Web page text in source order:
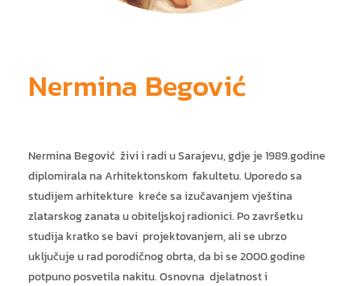
Nermina Begović
Nermina Begović živi i radi u Sarajevu, gdje je 1989.godine
diplomirala na Arhitektonskom fakultetu. Uporedo sa
studijem arhitekture kreće sa izučavanjem vještina
zlatarskog zanata u obiteljskoj radionici. Po završetku
studija kratko se bavi projektovanjem, ali se ubrzo
uključuje u rad porodičnog obrta, da bi se 2000.godine
potpuno posvetila nakitu. Osnovna djelatnost i